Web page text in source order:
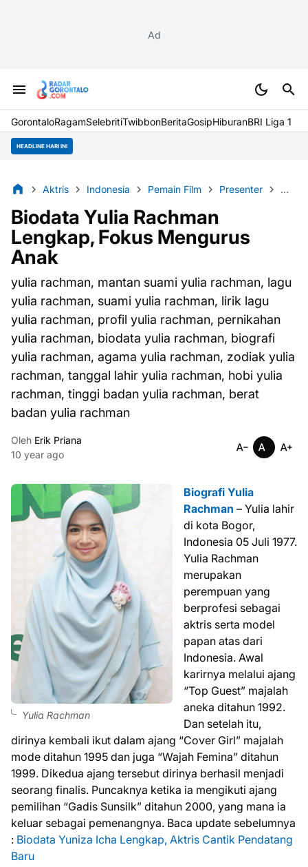
Ad
GorontaloRagamSelebritiTwibbonBeritaGosipHiburanBRI Liga 1
HEADLINE HARI INI
Aktris Indonesia Pemain Film Presenter
Biodata Yulia Rachman
Lengkap, Fokus Mengurus
Anak
yulia rachman, mantan suami yulia rachman, lagu
yulia rachman, suami yulia rachman, lirik lagu
yulia rachman, profil yulia rachman, pernikahan
yulia rachman, biodata yulia rachman, biografi
yulia rachman, agama yulia rachman, zodiak yulia
rachman, tanggal lahir yulia rachman, hobi yulia
rachman, tinggi badan yulia rachman, berat
badan yulia rachman
Oleh Erik Priana
10 year ago
Yulia Rachman
Biografi Yulia
Rachman – Yulia lahir
di kota Bogor,
Indonesia 05 Juli 1977.
Yulia Rachman
merupakan
perempuan yang
berprofesi sebagai
aktris serta model
papan atas dari
Indonesia. Awal
karirnya melalui ajang
“Top Guest” majalah
aneka ditahun 1992.
Dan setelah itu,
dirinya kembali ikut dalam ajang “Cover Girl” majalah
mode ditahun 1995 dan juga “Wajah Femina” ditahun
1999. Dikedua ajang tersebut dirinya berhasil menjadi
seorang finalis. Puncaknya ketika ia mengikuti ajang
pemilihan “Gadis Sunsilk” ditahun 2000, yang mana ia
keluar sebagai pemenangnya. Baca update sebelumnya
: Biodata Yuniza Icha Lengkap, Aktris Cantik Pendatang
Baru